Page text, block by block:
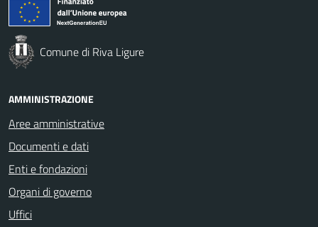
Comune di Riva Ligure
AMMINISTRAZIONE
Aree amministrative
Documenti e dati
Enti e fondazioni
Organi di governo
Uffici